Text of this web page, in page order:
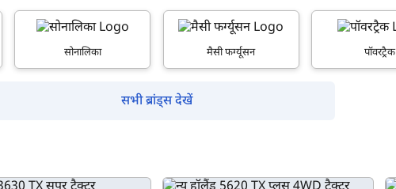
सोनालिका मैसी फर्ग्यूसन पॉवरट्रैक
सभी ब्रांड्स देखें
के लिए*
आपकी जानकारी हमारे पास सुरक्षित है।